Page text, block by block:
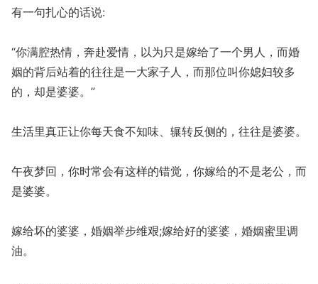
有一句扎心的话说:
“你满腔热情，奔赴爱情，以为只是嫁给了一个男人，而婚
姻的背后站着的往往是一大家子人，而那位叫你媳妇较多
的，却是婆婆。”
生活里真正让你每天食不知味、辗转反侧的，往往是婆婆。
午夜梦回，你时常会有这样的错觉，你嫁给的不是老公，而
是婆婆。
嫁给坏的婆婆，婚姻举步维艰;嫁给好的婆婆，婚姻蜜里调
油。